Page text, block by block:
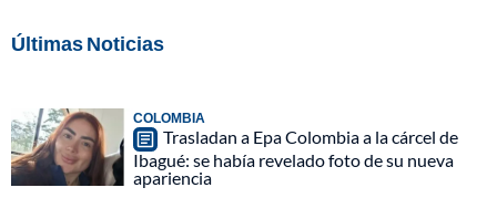
Últimas Noticias
COLOMBIA
Trasladan a Epa Colombia a la cárcel de
Ibagué: se había revelado foto de su nueva
apariencia